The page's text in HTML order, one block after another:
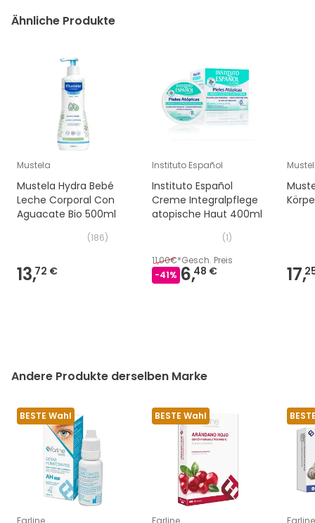
Ähnliche Produkte
Mustela
Mustela Hydra Bebé
Leche Corporal Con
Aguacate Bio 500ml
(186)
13,72 €
Instituto Español
Instituto Español
Creme Integralpflege
atopische Haut 400ml
(1)
11,00€*Gesch. Preis
-41% 6,48 € 17,
Andere Produkte derselben Marke
BESTE Wahl
Farline
BESTE Wahl
Farline Farline